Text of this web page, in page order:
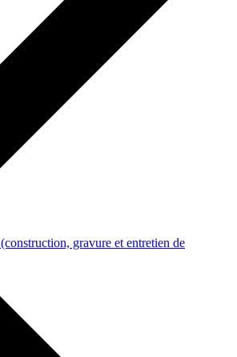
(construction, gravure et entretien de